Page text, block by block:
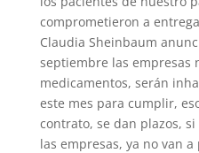
comprometieron a
Claudia Sheinbaum
septiembre las empresas
medicamentos, serán
este mes para cumplir,
contrato, se dan plazos,
las empresas, ya no van